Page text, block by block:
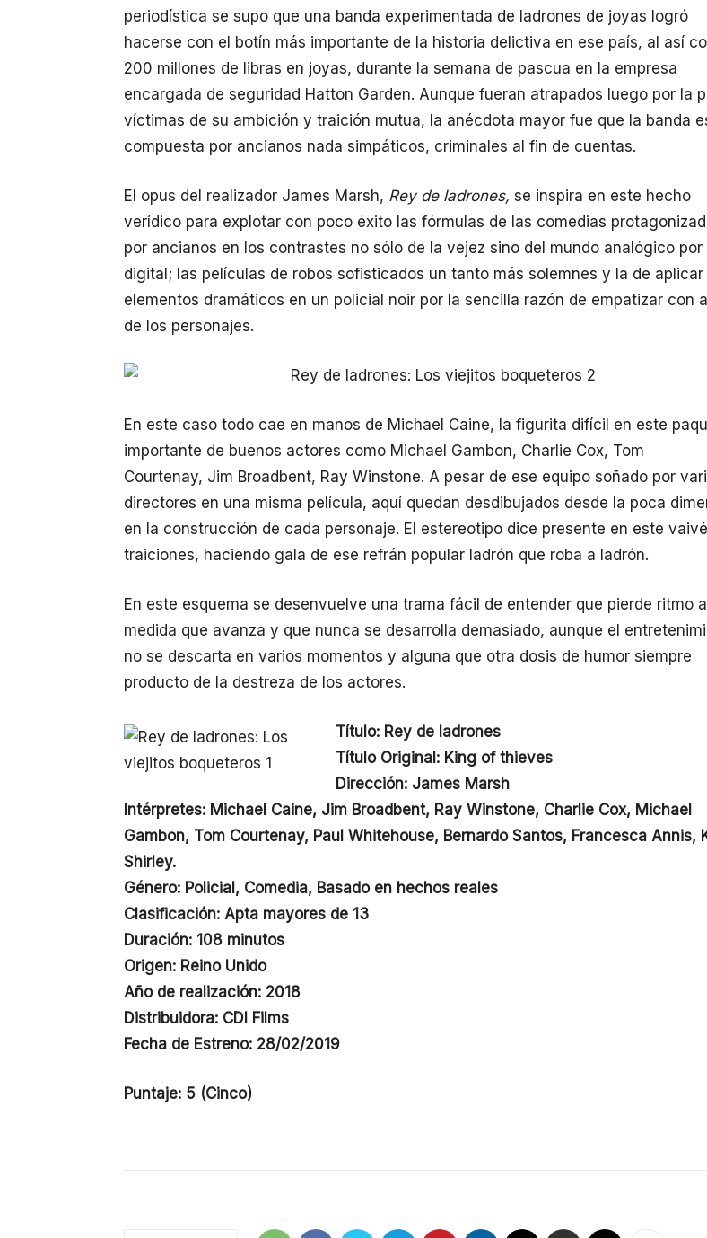
periodística se supo que una banda experimentada de ladrones de joyas logró
hacerse con el botín más importante de la historia delictiva en ese país, al así
200 millones de libras en joyas, durante la semana de pascua en la empresa
encargada de seguridad Hatton Garden. Aunque fueran atrapados luego por la
víctimas de su ambición y traición mutua, la anécdota mayor fue que la banda
compuesta por ancianos nada simpáticos, criminales al fin de cuentas.
El opus del realizador James Marsh, Rey de ladrones, se inspira en este hecho
verídico para explotar con poco éxito las fórmulas de las comedias
por ancianos en los contrastes no sólo de la vejez sino del mundo analógico por
digital; las películas de robos sofisticados un tanto más solemnes y la de aplicar
elementos dramáticos en un policial noir por la sencilla razón de empatizar con
de los personajes.
En este caso todo cae en manos de Michael Caine, la figurita difícil en este
importante de buenos actores como Michael Gambon, Charlie Cox, Tom
Courtenay, Jim Broadbent, Ray Winstone. A pesar de ese equipo soñado por
directores en una misma película, aquí quedan desdibujados desde la poca
en la construcción de cada personaje. El estereotipo dice presente en este
traiciones, haciendo gala de ese refrán popular ladrón que roba a ladrón.
En este esquema se desenvuelve una trama fácil de entender que pierde ritmo a
medida que avanza y que nunca se desarrolla demasiado, aunque el
no se descarta en varios momentos y alguna que otra dosis de humor siempre
producto de la destreza de los actores.
Título: Rey de ladrones
Título Original: King of thieves
Dirección: James Marsh
Intérpretes: Michael Caine, Jim Broadbent, Ray Winstone, Charlie Cox, Michael
Gambon, Tom Courtenay, Paul Whitehouse, Bernardo Santos, Francesca Annis,
Shirley.
Género: Policial, Comedia, Basado en hechos reales
Clasificación: Apta mayores de 13
Duración: 108 minutos
Origen: Reino Unido
Año de realización: 2018
Distribuidora: CDI Films
Fecha de Estreno: 28/02/2019
Puntaje: 5 (Cinco)